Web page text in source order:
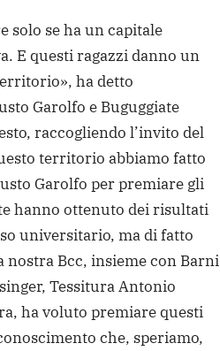
solo se ha un capitale
E questi ragazzi danno un
ha detto
Garolfo e Buguggiate
raccogliendo l’invito del
territorio abbiamo fatto
Garolfo per premiare gli
hanno ottenuto dei risultati
universitario, ma di fatto
Bcc, insieme con Barni
Tessitura Antonio
ha voluto premiare questi
che, speriamo,